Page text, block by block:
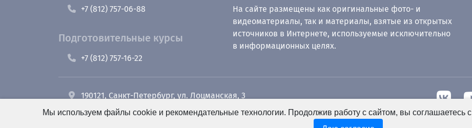
+7 (812) 757-06-88
Подготовительные курсы
+7 (812) 757-16-22
На сайте размещены как оригинальные фото- и
видеоматериалы, так и материалы, взятые из открытых
источников в Интернете, используемые исключительно
в информационных целях.
190121, Санкт-Петербург, ул. Лоцманская, 3
+7 (812) 495-26-48 Оперативный дежурный
Мы используем файлы cookie и рекомендательные технологии. Продолжив работу с сайтом, вы соглашаетесь с